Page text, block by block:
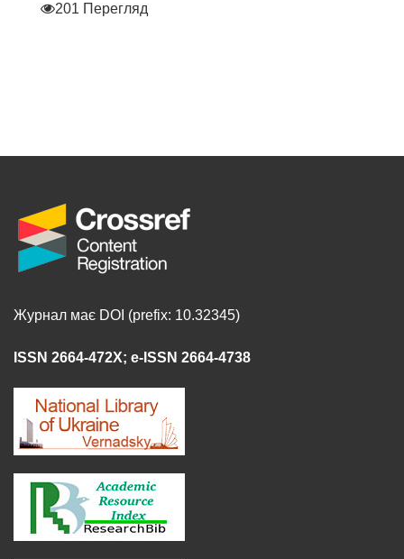
201 Перегляд
Журнал має DOI (prefix: 10.32345)
ISSN 2664-472X; e-ISSN 2664-4738